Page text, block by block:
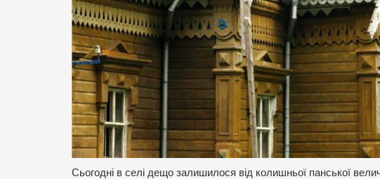
Сьогодні в селі дещо залишилося від колишньої панської